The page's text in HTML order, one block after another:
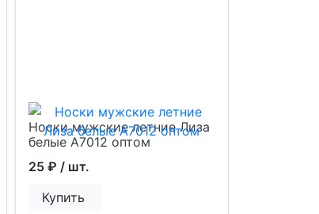
Носки мужские летние Лиза
белые А7012 оптом
25 ₽ / шт.
Купить